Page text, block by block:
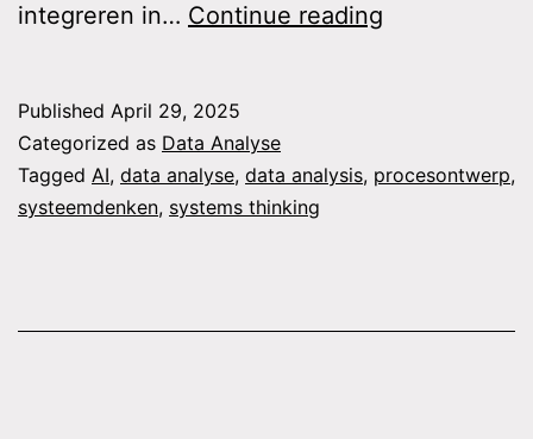
integreren in… Continue reading
Published April 29, 2025
Categorized as Data Analyse
Tagged AI, data analyse, data analysis, procesontwerp,
systeemdenken, systems thinking